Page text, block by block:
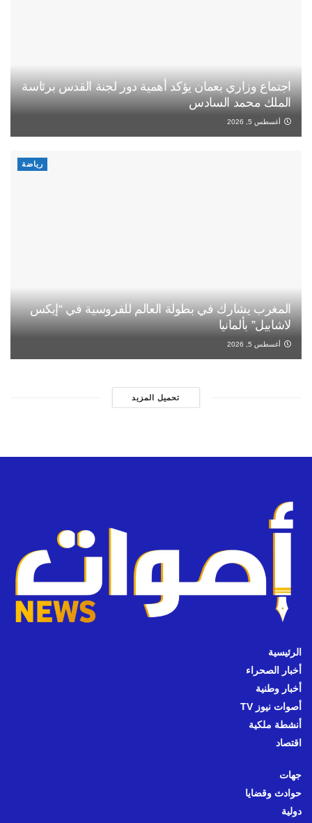
اجتماع وزاري بعمان يؤكد أهمية دور لجنة القدس برئاسة
الملك محمد السادس
أغسطس 5, 2026
رياضة
المغرب يشارك في بطولة العالم للفروسية في “إيكس
لاشابيل” بألمانيا
أغسطس 5, 2026
تحميل المزيد
الرئيسية
أخبار الصحراء
أخبار وطنية
أصوات نيوز TV
أنشطة ملكية
اقتصاد
جهات
حوادث وقضايا
دولية